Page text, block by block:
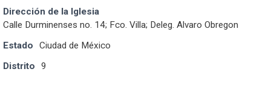
Dirección de la Iglesia
Calle Durminenses no. 14; Fco. Villa; Deleg. Alvaro Obregon
Estado
Ciudad de México
Distrito
9